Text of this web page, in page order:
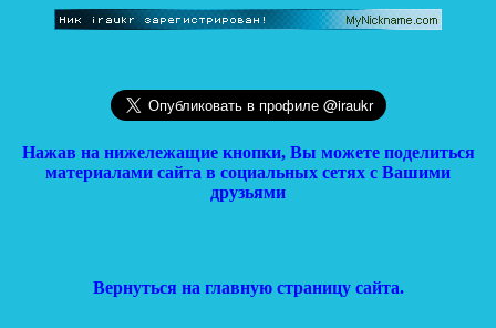
Нажав на нижележащие кнопки, Вы можете поделиться
материалами сайта в социальных сетях с Вашими
друзьями
Вернуться на главную страницу сайта.